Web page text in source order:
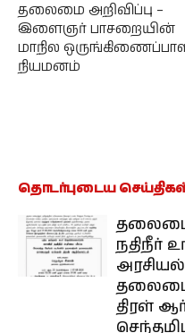
தலைமை அறிவிப்பு –
இளைஞர் பாசறையின்
மாநில
நியமனம்
தொடர்புடைய
தலைமை
நதிநீர்
திரள்